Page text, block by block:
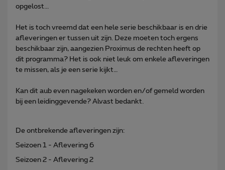
opgelost...
Het is toch vreemd dat een hele serie beschikbaar is en drie
afleveringen er tussen uit zijn. Deze moeten toch ergens
beschikbaar zijn, aangezien Proximus de rechten heeft op
dit programma? Het is ook niet leuk om enkele afleveringen
te missen, als je een serie kijkt…
Kan dit aub even nagekeken worden en/of gemeld worden
bij een leidinggevende? Alvast bedankt.
De ontbrekende afleveringen zijn:
Seizoen 1 - Aflevering 6
Seizoen 2 - Aflevering 2